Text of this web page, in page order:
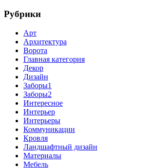
Рубрики
Арт
Архитектура
Ворота
Главная категория
Декор
Дизайн
Заборы1
Заборы2
Интересное
Интерьер
Интерьеры
Коммуникации
Кровля
Ландшафтный дизайн
Материалы
Мебель